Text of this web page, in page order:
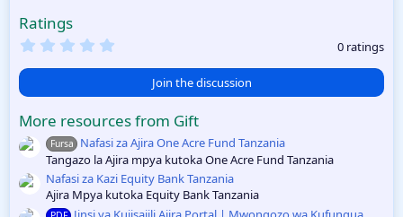
Ratings
0
s
a
r
(
s
)
0 ratings
Join the discussion
More resources from Gift
Fursa
Nafasi za Ajira One Acre Fund Tanzania
Tangazo la Ajira mpya kutoka One Acre Fund Tanzania
Nafasi za Kazi Equity Bank Tanzania
Ajira Mpya kutoka Equity Bank Tanzania